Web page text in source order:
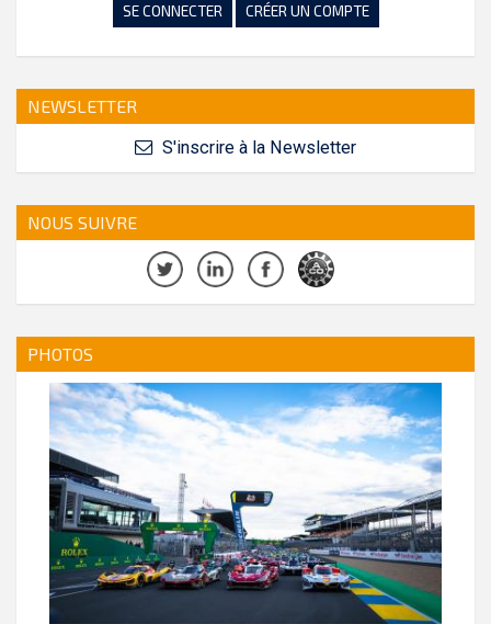
SE CONNECTER CRÉER UN COMPTE
NEWSLETTER
S'inscrire à la Newsletter
NOUS SUIVRE
PHOTOS